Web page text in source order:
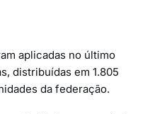
aplicadas no último
distribuídas em 1.805
da federação.